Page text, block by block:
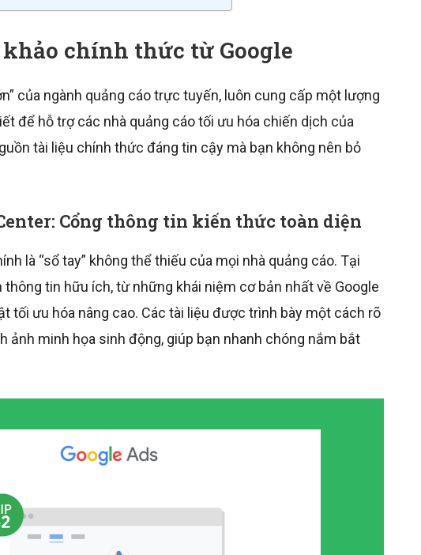
chính thức từ Google
của ngành quảng cáo trực tuyến, luôn cung cấp một lượng
để hỗ trợ các nhà quảng cáo tối ưu hóa chiến dịch của
tài liệu chính thức đáng tin cậy mà bạn không nên bỏ
Cổng thông tin kiến thức toàn diện
là “sổ tay” không thể thiếu của mọi nhà quảng cáo. Tại
thông tin hữu ích, từ những khái niệm cơ bản nhất về Google
tối ưu hóa nâng cao. Các tài liệu được trình bày một cách rõ
ảnh minh họa sinh động, giúp bạn nhanh chóng nắm bắt